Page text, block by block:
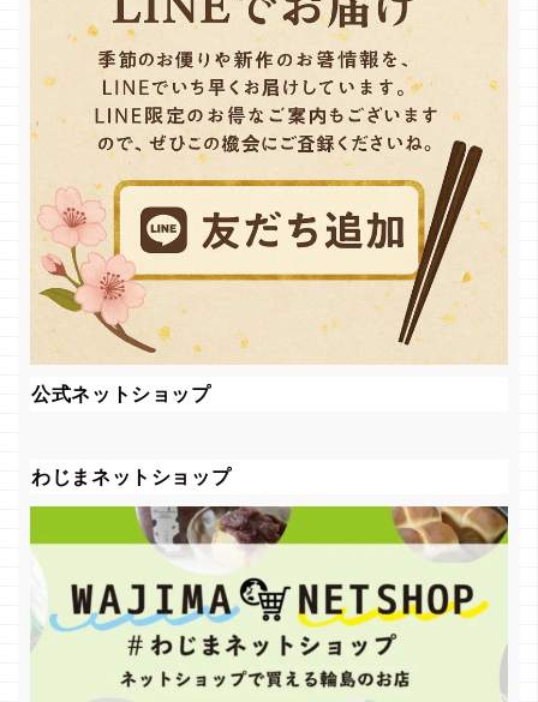
公式ネットショップ
わじまネットショップ